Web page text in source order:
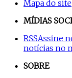
Mapa do site
MÍDIAS
RSSAssine
notícias no
SOBRE